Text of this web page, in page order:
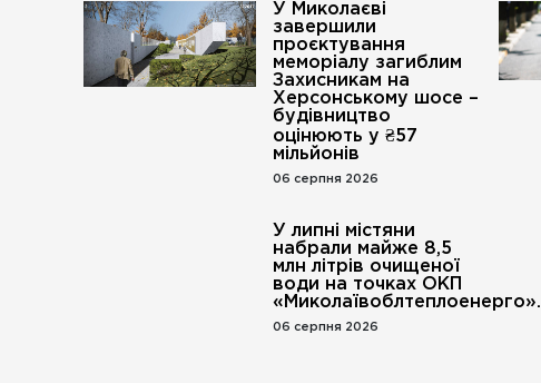
У Миколаєві
завершили
проєктування
меморіалу загиблим
Захисникам на
Херсонському шосе –
будівництво
оцінюють у ₴57
мільйонів
06 серпня 2026
У липні містяни
набрали майже 8,5
млн літрів очищеної
води на точках ОКП
«Миколаївоблтеплоенерго».
06 серпня 2026